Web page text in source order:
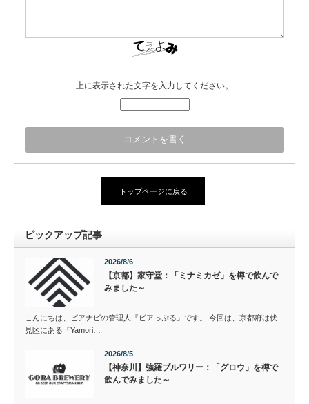
上に表示された文字を入力してください。
トップページに戻る
ピックアップ記事
2026/8/6
【京都】家守堂：「ミナミカゼ」を樽で飲んで
みました～
こんにちは、ビアナビの管理人『ビアっぷる』です。 今回は、京都府は伏
見区にある『Yamori…
2026/8/5
【神奈川】強羅ブルワリー：「グロウ」を樽で
飲んでみました～